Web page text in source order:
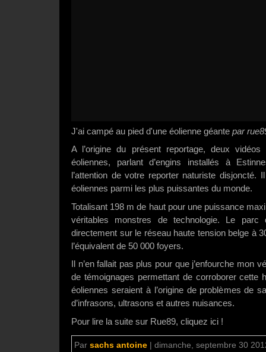
J'ai campé au pied d'une éolienne géante par
A l’origine du présent reportage, deux
éoliennes, parlant d’engins installés à
l’attention de votre reporter naturiste disjoncté.
éoliennes parmi les plus puissantes du monde.
Totalisant 198 m de haut pour une puissance
véritables monstres de technologie. Le
directement sur le réseau haute tension belge à
l’équivalent de 50 000 foyers.
Il n’en fallait pas plus pour que j’enfourche mon
de témoignages permettant de corroborer cette
éoliennes seraient à l’origine de problèmes de
d’infrasons, ultrasons et autres nuisances.
Pour lire la suite sur Rue89, cliquez ici !
Par sachs antoine | dimanche, septembre 30